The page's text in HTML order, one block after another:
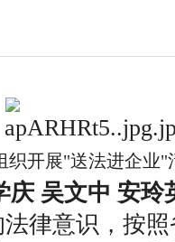
织开展"送法进企业"
庆 吴文中 安玲
律意识，按